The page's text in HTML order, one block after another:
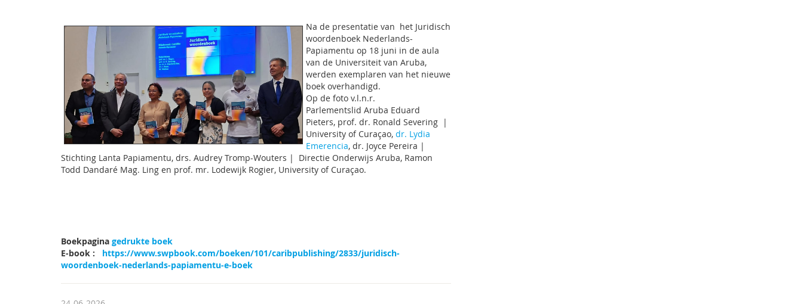
Na de presentatie van het Juridisch
woordenboek Nederlands-
Papiamentu op 18 juni in de aula
van de Universiteit van Aruba,
werden exemplaren van het nieuwe
boek overhandigd.
Op de foto v.l.n.r.
Parlementslid Aruba Eduard
Pieters, prof. dr. Ronald Severing |
University of Curaçao, dr. Lydia
Emerencia, dr. Joyce Pereira |
Stichting Lanta Papiamentu, drs. Audrey Tromp-Wouters | Directie Onderwijs Aruba, Ramon
Todd Dandaré Mag. Ling en prof. mr. Lodewijk Rogier, University of Curaçao.
Boekpagina gedrukte boek
E-book : https://www.swpbook.com/boeken/101/caribpublishing/2833/juridisch-
woordenboek-nederlands-papiamentu-e-boek